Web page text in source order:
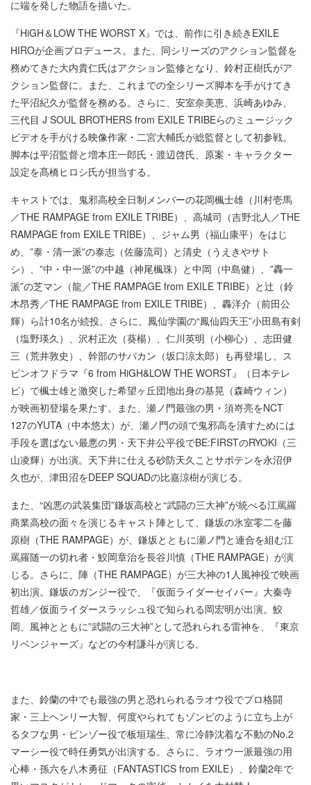
に端を発した物語を描いた。
『HiGH＆LOW THE WORST X』では、前作に引き続きEXILE
HIROが企画プロデュース。また、同シリーズのアクション監督を
務めてきた大内貴仁氏はアクション監修となり、鈴村正樹氏がア
クション監督に。また、これまでの全シリーズ脚本を手がけてき
た平沼紀久が監督を務める。さらに、安室奈美恵、浜崎あゆみ、
三代目 J SOUL BROTHERS from EXILE TRIBEらのミュージック
ビデオを手がける映像作家・二宮大輔氏が総監督として初参戦。
脚本は平沼監督と増本庄一郎氏・渡辺啓氏、原案・キャラクター
設定を髙橋ヒロシ氏が担当する。
キャストでは、鬼邪高校全日制メンバーの花岡楓士雄（川村壱馬
／THE RAMPAGE from EXILE TRIBE）、高城司（吉野北人／THE
RAMPAGE from EXILE TRIBE）、ジャム男（福山康平）をはじ
め、”泰・清一派”の泰志（佐藤流司）と清史（うえきやサト
シ）、”中・中一派”の中越（神尾楓珠）と中岡（中島健）、”轟一
派”の芝マン（龍／THE RAMPAGE from EXILE TRIBE）と辻（鈴
木昂秀／THE RAMPAGE from EXILE TRIBE）、轟洋介（前田公
輝）ら計10名が続投。さらに、鳳仙学園の“鳳仙四天王”小田島有剣
（塩野瑛久）、沢村正次（葵楊）、仁川英明（小柳心）、志田健
三（荒井敦史）、幹部のサバカン（坂口涼太郎）も再登場し、ス
ピンオフドラマ『6 from HiGH&LOW THE WORST』（日本テレ
ビ）で楓士雄と激突した希望ヶ丘団地出身の基晃（森崎ウィン）
が映画初登場を果たす。また、瀬ノ門最強の男・須嵜亮をNCT
127のYUTA（中本悠太）が、瀬ノ門の頭で鬼邪高を潰すためには
手段を選ばない最悪の男・天下井公平役でBE:FIRSTのRYOKI（三
山凌輝）が出演。天下井に仕える砂防天久ことサボテンを永沼伊
久也が、津田沼をDEEP SQUADの比嘉涼樹が演じる。
また、“凶悪の武装集団”鎌坂高校と“武闘の三大神”が統べる江罵羅
商業高校の面々を演じるキャスト陣として、鎌坂の氷室零二を藤
原樹（THE RAMPAGE）が、鎌坂とともに瀬ノ門と連合を組む江
罵羅随一の切れ者・鮫岡章治を長谷川慎（THE RAMPAGE）が演
じる。さらに、陣（THE RAMPAGE）が三大神の1人風神役で映画
初出演。鎌坂のガンジー役で、『仮面ライダーセイバー』大秦寺
哲雄／仮面ライダースラッシュ役で知られる岡宏明が出演。鮫
岡、風神とともに”武闘の三大神”として恐れられる雷神を、『東京
リベンジャーズ』などの今村謙斗が演じる。
また、鈴蘭の中でも最強の男と恐れられるラオウ役でプロ格闘
家・三上ヘンリー大智、何度やられてもゾンビのように立ち上が
るタフな男・ビンゾー役で板垣瑞生、常に冷静沈着な不動のNo.2
マーシー役で時任勇気が出演する。さらに、ラオウ一派最強の用
心棒・孫六を八木勇征（FANTASTICS from EXILE）、鈴蘭2年で